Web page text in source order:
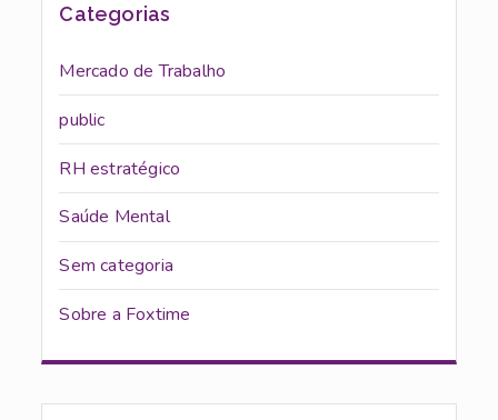
Categorias
Mercado de Trabalho
public
RH estratégico
Saúde Mental
Sem categoria
Sobre a Foxtime